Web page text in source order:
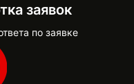
заявок
по заявке